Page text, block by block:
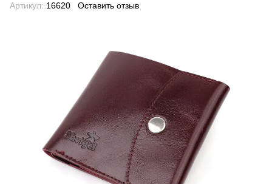
Артикул: 16620 Оставить отзыв